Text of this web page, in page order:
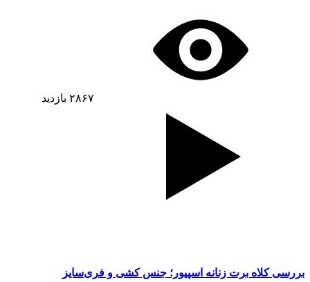
۲۸۶۷ بازدید
بررسی کلاه برت زنانه اسپیور؛ جنس کشی و فری‌سایز